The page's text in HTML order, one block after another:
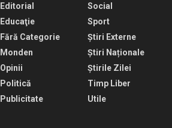
Editorial
Educaţie
Fără Categorie
Monden
Opinii
Politică
Publicitate
Social
Sport
Știri Externe
Știri Naționale
Știrile Zilei
Timp Liber
Utile